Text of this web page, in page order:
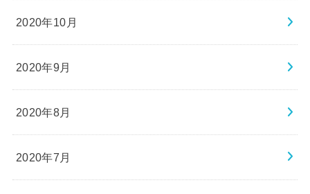
2020年10月
2020年9月
2020年8月
2020年7月